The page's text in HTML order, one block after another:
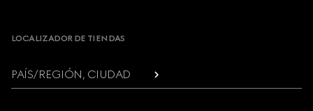
LOCALIZADOR DE TIENDAS
PAÍS/REGIÓN, CIUDAD